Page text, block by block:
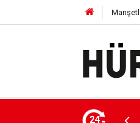
24
Trump sızıntılara öfkeli